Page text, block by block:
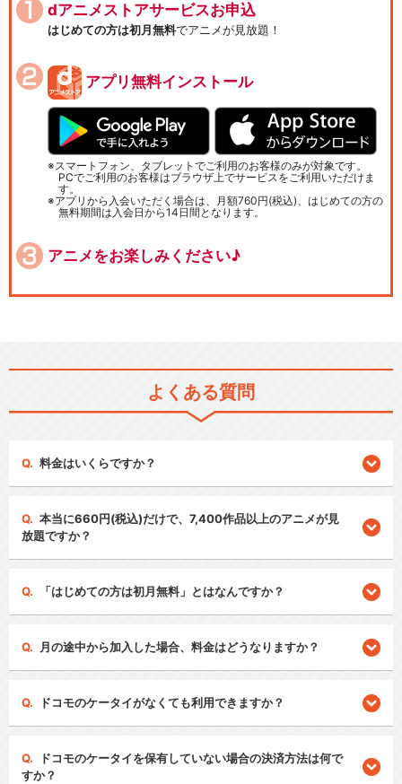
dアニメストアサービスお申込
はじめての方は初月無料でアニメが見放題！
アプリ無料インストール
スマートフォン、タブレットでご利用のお客様のみが対象です。
PCでご利用のお客様はブラウザ上でサービスをご利用いただけま
す。
アプリから入会いただく場合は、月額760円(税込)、はじめての方の
無料期間は入会日から14日間となります。
アニメをお楽しみください♪
よくある質問
料金はいくらですか？
本当に660円(税込)だけで、7,400作品以上のアニメが見
放題ですか？
「はじめての方は初月無料」とはなんですか？
月の途中から加入した場合、料金はどうなりますか？
ドコモのケータイがなくても利用できますか？
ドコモのケータイを保有していない場合の決済方法は何で
すか？